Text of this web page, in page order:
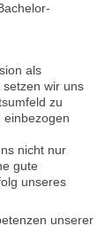
als
wir uns
zu
einbezogen
nicht nur
gute
unseres
unserer